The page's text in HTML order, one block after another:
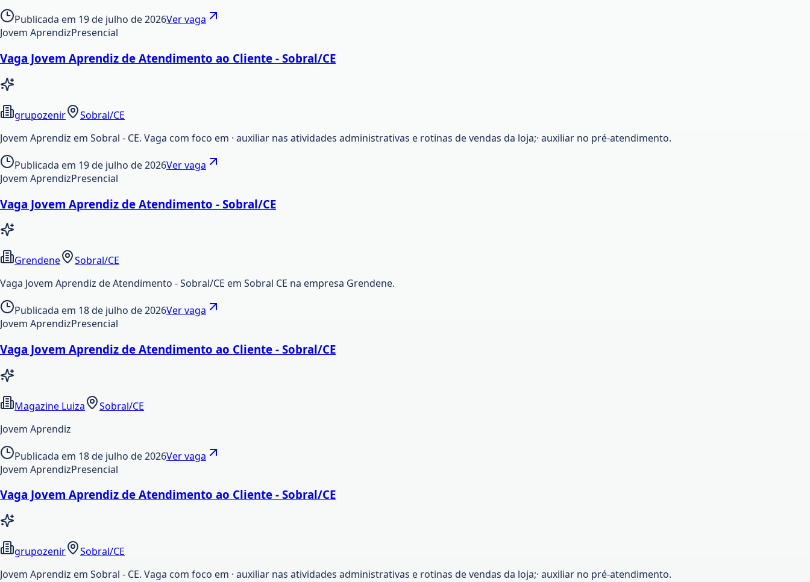
Publicada em 19 de julho de 2026Ver vaga
Jovem AprendizPresencial
Vaga Jovem Aprendiz de Atendimento ao Cliente - Sobral/CE
grupozenir
Sobral/CE
Jovem Aprendiz em Sobral - CE. Vaga com foco em · auxiliar nas atividades administrativas e rotinas de vendas da loja;· auxiliar no pré-atendimento.
Publicada em 19 de julho de 2026Ver vaga
Jovem AprendizPresencial
Vaga Jovem Aprendiz de Atendimento - Sobral/CE
Grendene
Sobral/CE
Vaga Jovem Aprendiz de Atendimento - Sobral/CE em Sobral CE na empresa Grendene.
Publicada em 18 de julho de 2026Ver vaga
Jovem AprendizPresencial
Vaga Jovem Aprendiz de Atendimento ao Cliente - Sobral/CE
Magazine Luiza
Sobral/CE
Jovem Aprendiz
Publicada em 18 de julho de 2026Ver vaga
Jovem AprendizPresencial
Vaga Jovem Aprendiz de Atendimento ao Cliente - Sobral/CE
grupozenir
Sobral/CE
Jovem Aprendiz em Sobral - CE. Vaga com foco em · auxiliar nas atividades administrativas e rotinas de vendas da loja;· auxiliar no pré-atendimento.